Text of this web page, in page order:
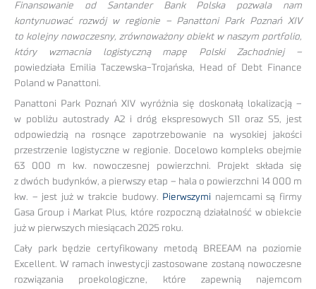
Finansowanie od Santander Bank Polska pozwala nam
kontynuować rozwój w regionie – Panattoni Park Poznań XIV
to kolejny nowoczesny, zrównoważony obiekt w naszym portfolio,
który wzmacnia logistyczną mapę Polski Zachodniej –
powiedziała Emilia Taczewska-Trojańska, Head of Debt Finance
Poland w Panattoni.
Panattoni Park Poznań XIV wyróżnia się doskonałą lokalizacją –
w pobliżu autostrady A2 i dróg ekspresowych S11 oraz S5, jest
odpowiedzią na rosnące zapotrzebowanie na wysokiej jakości
przestrzenie logistyczne w regionie. Docelowo kompleks obejmie
63 000 m kw. nowoczesnej powierzchni. Projekt składa się
z dwóch budynków, a pierwszy etap – hala o powierzchni 14 000 m
kw. – jest już w trakcie budowy. Pierwszymi najemcami są firmy
Gasa Group i Markat Plus, które rozpoczną działalność w obiekcie
już w pierwszych miesiącach 2025 roku.
Cały park będzie certyfikowany metodą BREEAM na poziomie
Excellent. W ramach inwestycji zastosowane zostaną nowoczesne
rozwiązania proekologiczne, które zapewnią najemcom